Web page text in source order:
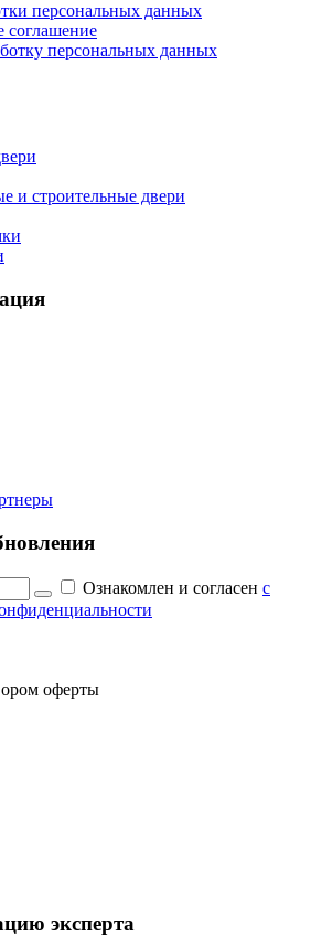
персональных данных
соглашение
персональных данных
и строительные двери
Ознакомлен и согласен c
оферты
эксперта